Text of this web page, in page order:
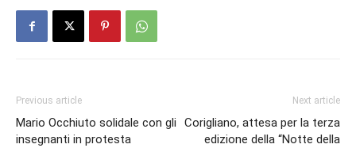
Previous article
Mario Occhiuto solidale con gli
insegnanti in protesta
Next article
Corigliano, attesa per la terza
edizione della “Notte della